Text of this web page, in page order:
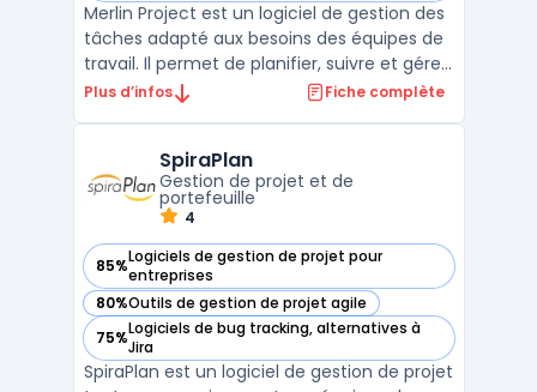
Merlin Project est un logiciel de gestion des
tâches adapté aux besoins des équipes de
travail. Il permet de planifier, suivre et gérer
des projets, de la conception à la
collaboration entre les membres de
l'équipe. Merlin ...
Plus d’infos Fiche complète
SpiraPlan
Gestion de projet et de
portefeuille
4
85%Logiciels de gestion de projet pour
entreprises
— voir SpiraPlan dans cette catégorie
80%Outils de gestion de projet agile
— voir SpiraPlan dans cette catégorie
75%Logiciels de bug tracking, alternatives à
Jira
— voir SpiraPlan dans cette catégorie
SpiraPlan est un logiciel de gestion de projet